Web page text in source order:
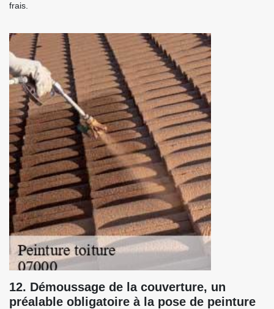
frais.
12. Démoussage de la couverture, un
préalable obligatoire à la pose de peinture